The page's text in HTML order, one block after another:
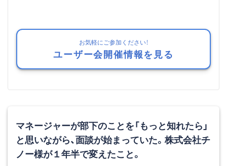
お気軽にご参加ください！
ユーザー会開催情報を見る
マネージャーが部下のことを「もっと知れたら」
と思いながら、面談が始まっていた。株式会社チ
ノー様が１年半で変えたこと。